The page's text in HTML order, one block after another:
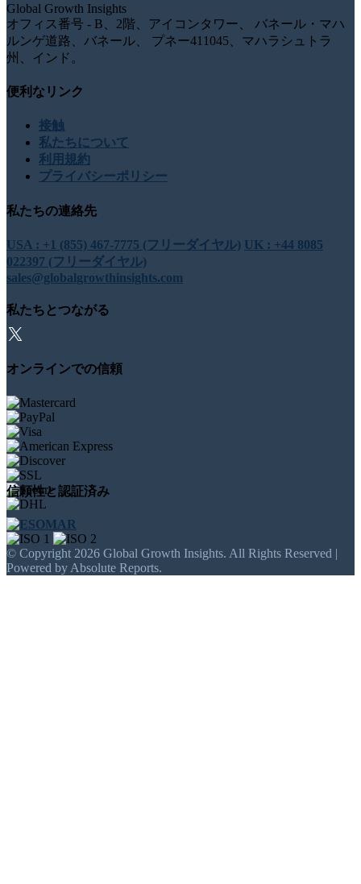
Global Growth Insights
オフィス番号 - B、2階、アイコンタワー、 バネール・マハ
ルンゲ道路、バネール、 プネー411045、マハラシュトラ
州、インド。
便利なリンク
接触
私たちについて
利用規約
プライバシーポリシー
私たちの連絡先
USA : +1 (855) 467-7775 (フリーダイヤル) UK : +44 8085
022397 (フリーダイヤル)
sales@globalgrowthinsights.com
私たちとつながる
オンラインでの信頼
信頼性と認証済み
© Copyright 2026 Global Growth Insights. All Rights Reserved |
Powered by Absolute Reports.